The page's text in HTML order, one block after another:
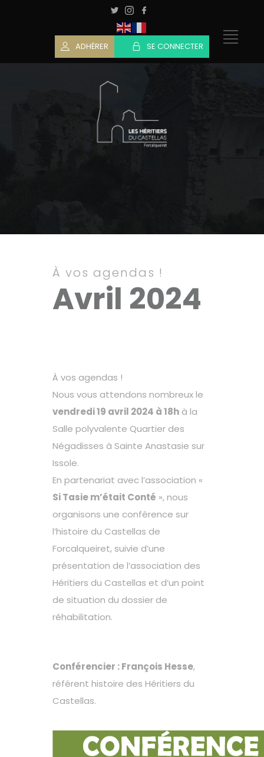
SE CONNECTER
ADHÉRER
À vos agendas !
Avril 2024
À vos agendas !
Nous vous attendons nombreux le
vendredi 19 avril 2024 à 18h à la
Salle polyvalente Quartier des
Négadisses à Sainte Anastasie sur
Issole.
En partenariat avec l’association «
Si Tasie m’était Conté », nous
organisons une conférence sur
l’histoire du Castellas de
Forcalqueiret, suivie d’une
présentation de l’association des
Héritiers du Castellas et d’un point
de situation du dossier de
réhabilitation.
Conférencier : François Hesse,
référent histoire des Héritiers du
Castellas.